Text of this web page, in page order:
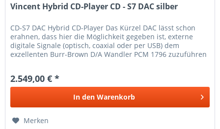
Vincent Hybrid CD-Player CD - S7 DAC silber
CD-S7 DAC Hybrid CD-Player Das Kürzel DAC lässt schon
erahnen, dass hier die Möglichkeit gegeben ist, externe
digitale Signale (optisch, coaxial oder per USB) dem
exzellenten Burr-Brown D/A Wandler PCM 1796 zuzuführen
2.549,00 € *
In den Warenkorb
Merken